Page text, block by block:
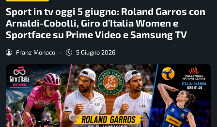
Sport in tv oggi 5 giugno: Roland Garros con
Arnaldi-Cobolli, Giro d’Italia Women e
Sportface su Prime Video e Samsung TV
Franz Monaco - 5 Giugno 2026